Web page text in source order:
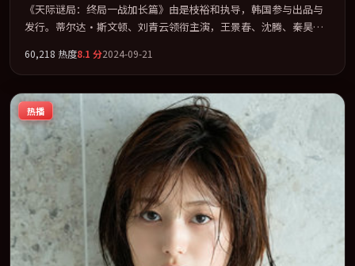
《天际谜局：终局一战加长篇》由是枝裕和执导，韩国参与出品与
发行。蒂尔达·斯文顿、刘青云领衔主演，王景春、沈腾、秦昊联
「战争」类型为骨架，在叙事、表演与视听上力求统一。定于
2024-12-27 在内地院线及主流平台同步亮相，2024 年度话题片中口
碑稳健，适合喜欢强情节与人物弧光的观众完整观看。
60,218 热度8.1 分2024-09-21
热播